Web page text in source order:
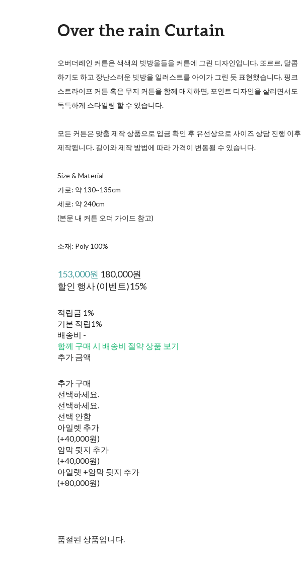
Over the rain Curtain
오버더레인 커튼은 색색의 빗방울들을 커튼에 그린 디자인입니다. 또르르, 달콤
하기도 하고 장난스러운 빗방울 일러스트를 아이가 그린 듯 표현했습니다. 핑크
스트라이프 커튼 혹은 무지 커튼을 함께 매치하면, 포인트 디자인을 살리면서도
독특하게 스타일링 할 수 있습니다.
모든 커튼은 맞춤 제작 상품으로 입금 확인 후 유선상으로 사이즈 상담 진행 이후
제작됩니다. 길이와 제작 방법에 따라 가격이 변동될 수 있습니다.
Size & Material
가로: 약 130~135cm
세로: 약 240cm
(본문 내 커튼 오더 가이드 참고)
소재: Poly 100%
153,000원 180,000원
할인 행사 (이벤트)15%
적립금 1%
기본 적립1%
배송비 -
함께 구매 시 배송비 절약 상품 보기
추가 금액
추가 구매
선택하세요.
선택하세요.
선택 안함
아일렛 추가
(+40,000원)
암막 뒷지 추가
(+40,000원)
아일렛 +암막 뒷지 추가
(+80,000원)
품절된 상품입니다.